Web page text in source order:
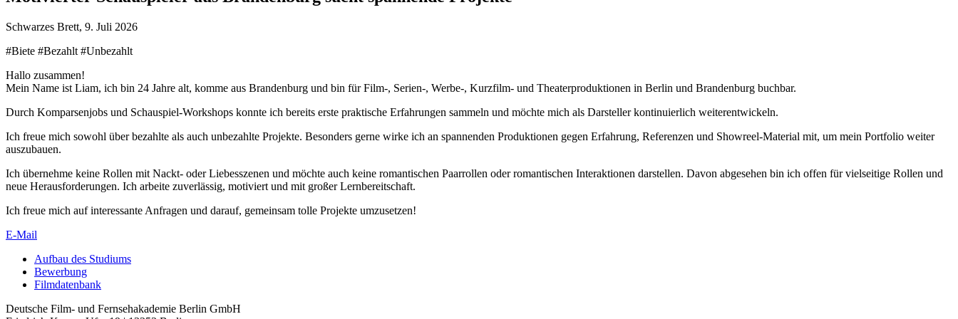
Schwarzes Brett, 9. Juli 2026
#Biete #Bezahlt #Unbezahlt
Hal­lo zusam­men!
Mein Name ist Liam, ich bin 24 Jah­re alt, kom­me aus Bran­den­burg und bin für Film‑, Serien‑, Werbe‑, Kurz­film- und Thea­ter­pro­duk­tio­nen in Ber­lin und Bran­den­burg buch­bar.
Durch Kom­par­sen­jobs und Schau­spiel-Work­shops konn­te ich bereits ers­te prak­ti­sche Erfah­run­gen sam­meln und möch­te mich als Dar­stel­ler kon­ti­nu­ier­lich wei­ter­ent­wi­ckeln.
Ich freue mich sowohl über bezahl­te als auch unbe­zahl­te Pro­jek­te. Beson­ders ger­ne wir­ke ich an span­nen­den Pro­duk­tio­nen gegen Erfah­rung, Refe­ren­zen und Show­re­el-Mate­ri­al mit, um mein Port­fo­lio wei­ter
aus­zu­bau­en.
Ich über­neh­me kei­ne Rol­len mit Nackt- oder Lie­bes­sze­nen und möch­te auch kei­ne roman­ti­schen Paar­rol­len oder roman­ti­schen Inter­ak­tio­nen dar­stel­len. Davon abge­se­hen bin ich offen für viel­sei­ti­ge Rol­len und
neue Her­aus­for­de­run­gen. Ich arbei­te zuver­läs­sig, moti­viert und mit gro­ßer Lern­be­reit­schaft.
Ich freue mich auf inter­es­san­te Anfra­gen und dar­auf, gemein­sam tol­le Pro­jek­te umzu­set­zen!
E‑Mail
Auf­bau des Stu­di­ums
Bewer­bung
Film­da­ten­bank
Deutsche Film- und Fernseh­akademie Berlin GmbH